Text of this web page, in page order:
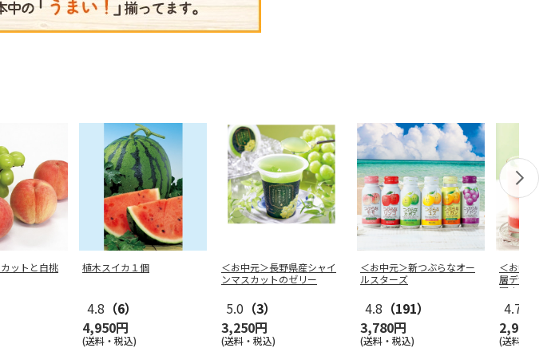
ットと白桃 植木スイカ１個
4.8 （6）
4,950円
(送料・税込)
＜お中元＞長野県産シャイ
ンマスカットのゼリー
5.0 （3）
3,250円
(送料・税込)
＜お中元＞新つぶらなオー
ルスターズ
4.8 （191）
3,780円
(送料・税込)
＜お中元＞
層デザート
国産フルー
4.7
2,980円
(送料・税込)